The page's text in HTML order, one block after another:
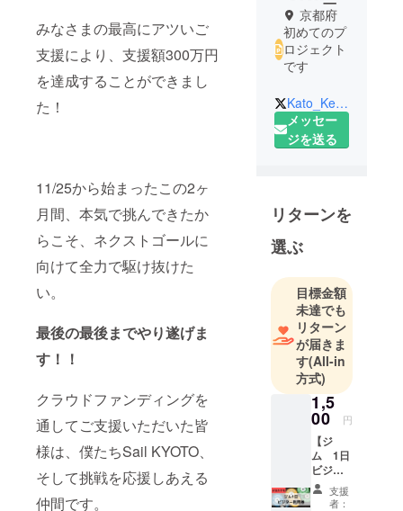
みなさまの最高にアツいご
支援により、支援額300万円
を達成することができまし
た！
11/25から始まったこの2ヶ
月間、本気で挑んできたか
らこそ、ネクストゴールに
向けて全力で駆け抜けた
い。
最後の最後までやり遂げま
す！！
クラウドファンディングを
通してご支援いただいた皆
様は、僕たちSail KYOTO、
そして挑戦を応援しあえる
仲間です。
京都府
初めてのプ
ロジェクト
です
Kato_Keita_
メッセー
ジを送る
リターンを
選ぶ
目標金額
未達でも
リターン
が届きま
す(All-in
方式)
1,5
00 円
【ジ
ム 1日
ビジ
ター利
用券】
支援
者：